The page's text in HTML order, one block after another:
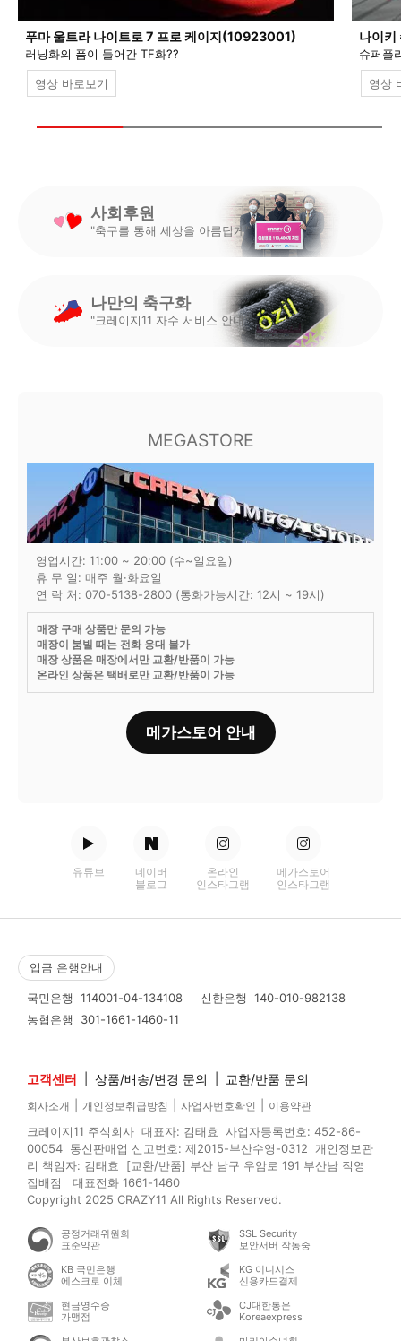
푸마 울트라 나이트로 7 프로 케이지(10923001)
러닝화의 폼이 들어간 TF화??
영상 바로보기
나이
슈퍼플
영상
사회후원
"축구를 통해 세상을 아름답게"
나만의 축구화
"크레이지11 자수 서비스 안내"
MEGASTORE
영업시간: 11:00 ~ 20:00 (수~일요일)
휴 무 일: 매주 월·화요일
연 락 처: 070-5138-2800 (통화가능시간: 12시 ~ 19시)
매장 구매 상품만 문의 가능
매장이 붐빌 때는 전화 응대 불가
매장 상품은 매장에서만 교환/반품이 가능
온라인 상품은 택배로만 교환/반품이 가능
메가스토어 안내
유튜브
네이버
블로그
온라인
인스타그램
메가스토어
인스타그램
입금 은행안내
국민은행 114001-04-134108 신한은행 140-010-982138
농협은행 301-1661-1460-11
고객센터 상품/배송/변경 문의 교환/반품 문의
회사소개 개인정보취급방침 사업자번호확인 이용약관
크레이지11 주식회사 대표자: 김태효 사업자등록번호: 452-86-
00054 통신판매업 신고번호: 제2015-부산수영-0312 개인정보관
리 책임자: 김태효 [교환/반품] 부산 남구 우암로 191 부산남 직영
집배점 대표전화 1661-1460
Copyright 2025 CRAZY11 All Rights Reserved.
공정거래위원회
표준약관
SSL Security
보안서버 작동중
KB 국민은행
에스크로 이체
KG 이니시스
신용카드결제
현금영수증
가맹점
CJ대한통운
Koreaexpress